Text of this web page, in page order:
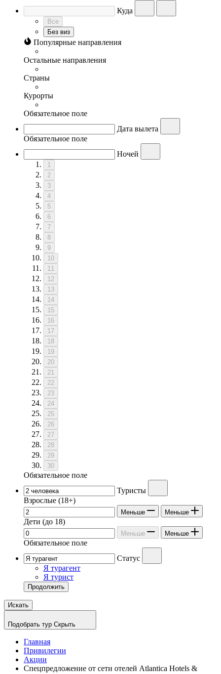
Куда
Все
Без виз
Популярные направления
Остальные направления
Страны
Курорты
Обязательное поле
Дата вылета
Обязательное поле
Ночей
1
2
3
4
5
6
7
8
9
10
11
12
13
14
15
16
17
18
19
20
21
22
23
24
25
26
27
28
29
30
Обязательное поле
Туристы
Взрослые (18+)
Меньше Меньше
Дети (до 18)
Меньше Меньше
Обязательное поле
Статус
Я турагент
Я турист
Продолжить
Искать
Подобрать тур Скрыть
Главная
Привилегии
Акции
Спецпредложение от сети отелей Atlantica Hotels &